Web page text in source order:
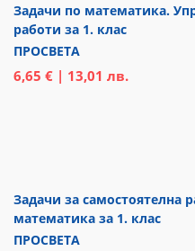
Задачи по математика.
работи за 1. клас
ПРОСВЕТА
6,65 € | 13,01 лв.
Задачи за самостоятелна
математика за 1. клас
ПРОСВЕТА